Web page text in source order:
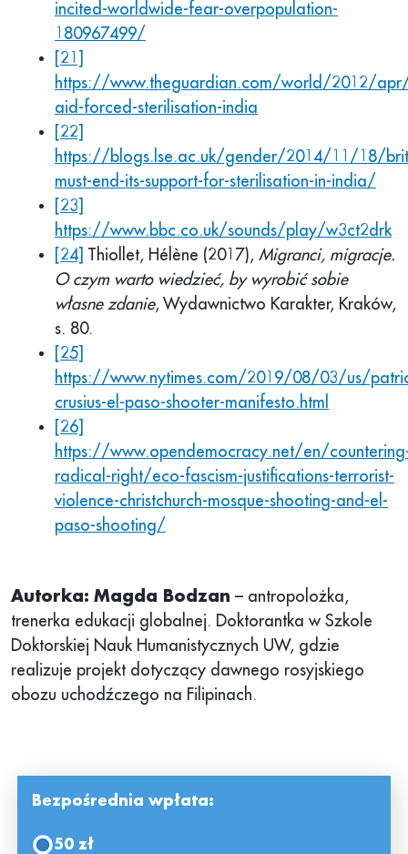
incited-worldwide-fear-overpopulation-
180967499/
[21]
https://www.theguardian.com/world/2012/
aid-forced-sterilisation-india
[22]
https://blogs.lse.ac.uk/gender/2014/11/18/
must-end-its-support-for-sterilisation-in-india/
[23]
https://www.bbc.co.uk/sounds/play/w3ct2drk
[24]
Thiollet, Hélène (2017), Migranci, migracje.
O czym warto wiedzieć, by wyrobić sobie
własne zdanie, Wydawnictwo Karakter, Kraków,
s. 80.
[25]
https://www.nytimes.com/2019/08/03/us/
crusius-el-paso-shooter-manifesto.html
[26]
https://www.opendemocracy.net/en/
radical-right/eco-fascism-justifications-terrorist-
violence-christchurch-mosque-shooting-and-el-
paso-shooting/
Autorka: Magda Bodzan – antropolożka,
trenerka edukacji globalnej. Doktorantka w Szkole
Doktorskiej Nauk Humanistycznych UW, gdzie
realizuje projekt dotyczący dawnego rosyjskiego
obozu uchodźczego na Filipinach.
Bezpośrednia wpłata:
50 zł